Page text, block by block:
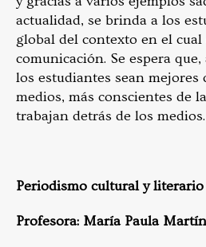
actualidad, se brinda a los
global del contexto en el
comunicación. Se espera
los estudiantes sean mejores
medios, más conscientes de
trabajan detrás de los medios.
Periodismo cultural y literario
Profesora: María Paula